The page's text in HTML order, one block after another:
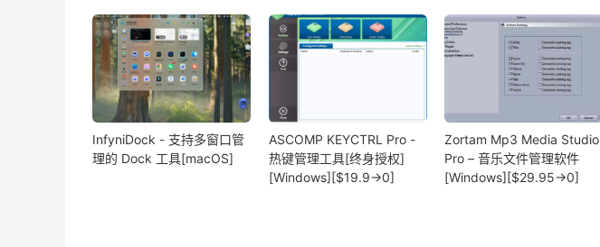
InfyniDock - 支持多窗口管
理的 Dock 工具[macOS]
ASCOMP KEYCTRL Pro -
热键管理工具[终身授权]
[Windows][$19.9→0]
Zortam Mp3 Media Studio
Pro – 音乐文件管理软件
[Windows][$29.95→0]